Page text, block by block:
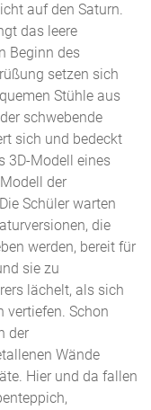
auf den Saturn.
das leere
Beginn des
setzen sich
Stühle aus
schwebende
sich und bedeckt
3D-Modell eines
der
Schüler warten
die
werden, bereit für
sie zu
lächelt, als sich
vertiefen. Schon
der
Wände
Hier und da fallen